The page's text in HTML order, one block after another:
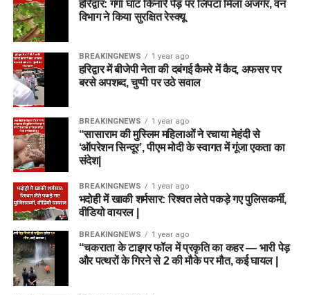
Joe Clarke
Donovan Ferreira
Batters
Harry Brook
All-rounders
Mitchell Marsh (C)
Mitchell Owen
Rehan Ahmed
Bowlers
Nathan Ellis
Wicketkeeper:Lauren Winfield
Phoebe Litchfield, Alice Capsey, Tammy
Beaumont
All-Rounders:Annabel Sutherland (C), Ellyse Perry,
Deepti Sharma (VC), Emma Lamb, Danielle Gibson
Bowlers:
टीम विश्लेषण:यह टीम स्मॉल
लीग और 3-4 मेंबर्स वाले
कॉन्टेस्ट के लिए बेस्ट है। इसमें
ऑलराउंडर्स पर पूरा फोकस रखा
गया है जो फैंटेसी प्वॉइंट्स की
गारंटी देते हैं।
अजमतुल्लाह ओमरजई
उप-कप्तान (Vice-Captain):
राशिद खान
💣 कॉम्बिनेशन 2: Grand League /
Mega Contest (हाई रिस्क – हाई रीवर्ड)
विकेटकीपर (WK):
बल्लेबाज (BAT):हैरी टेक्टर (VC), एंड्रयू बालबर्नी, रहमत शाह
मैकब्राइन
गेंदबाज (BOWL): राशिद खान (C), फजलहक फारूकी, मार्क
अडायर, अल्लाह गज़नफर
हरिद्वार: गंगा घाट किनारे पेड़ पर लिपटा मिला अजगर, वन
विभाग ने किया सुरक्षित रेस्क्यू
BREAKINGNEWS 1 year ago
हरिद्वार में बीजेपी नेता की दबंगई कैमरे में कैद, अफसर पर
बरसे अपशब्द, चुप्पी पर उठे सवाल
BREAKINGNEWS 1 year ago
“सासाराम की मुस्लिम महिलाओं ने रचाया मेहंदी से
‘ऑपरेशन सिन्दूर’, पीएम मोदी के स्वागत में गूंजा एकता का
संदेश|
BREAKINGNEWS 1 year ago
भदोही में खाकी शर्मसार: रिश्वत लेते पकड़े गए पुलिसकर्मी,
वीडियो वायरल |
BREAKINGNEWS 1 year ago
“चकराता के टाइगर फॉल में प्रकृति का कहर — भारी पेड़
और पत्थरों के गिरने से 2 की मौके पर मौत, कई घायल |